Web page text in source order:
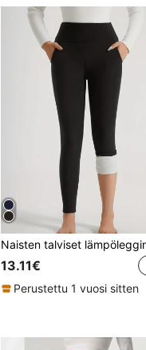
13.11€
Perustettu 1 vuosi sitten